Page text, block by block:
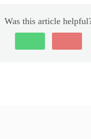
Was this article